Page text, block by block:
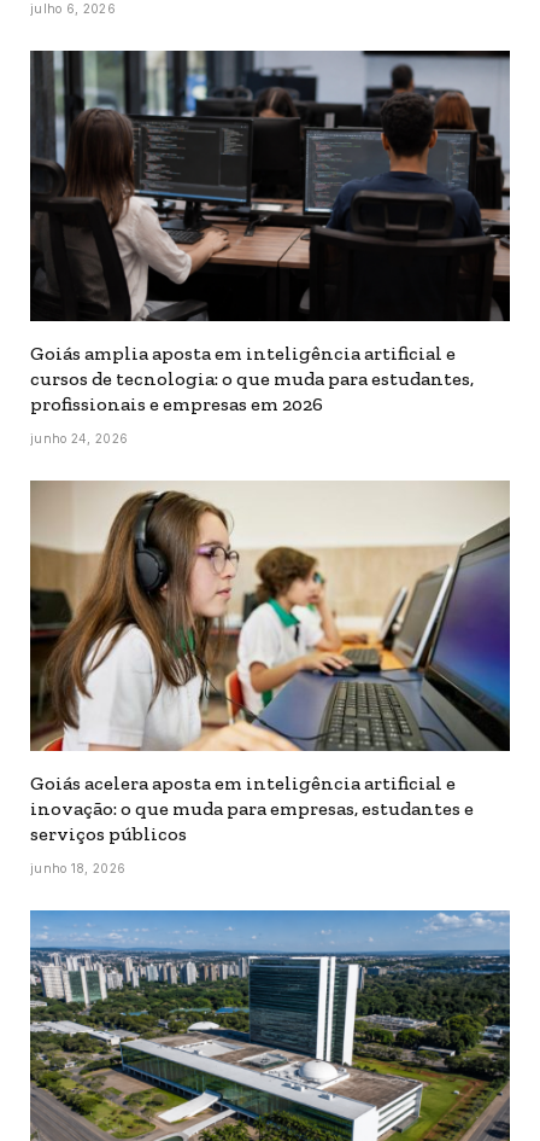
julho 6, 2026
Goiás amplia aposta em inteligência artificial e
cursos de tecnologia: o que muda para estudantes,
profissionais e empresas em 2026
junho 24, 2026
Goiás acelera aposta em inteligência artificial e
inovação: o que muda para empresas, estudantes e
serviços públicos
junho 18, 2026